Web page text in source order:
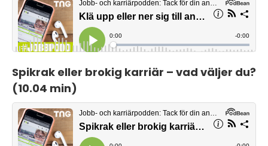
Spikrak eller brokig karriär – vad väljer du?
(10.04 min)